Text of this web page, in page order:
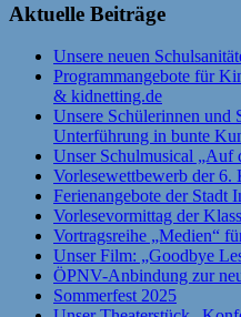
Aktuelle Beiträge
Unsere neuen
Programmangebote für
& kidnetting.de
Unsere Schülerinnen und
Unterführung in bunte
Unser Schulmusical „Auf
Vorlesewettbewerb der 6.
Ferienangebote der Stadt
Vorlesevormittag der
Vortragsreihe „Medien“
Unser Film: „Goodbye
ÖPNV-Anbindung zur
Sommerfest 2025